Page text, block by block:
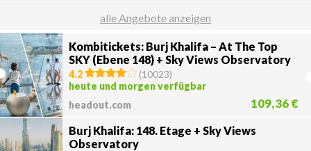
alle Angebote anzeigen
Kombitickets: Burj Khalifa – At The Top
SKY (Ebene 148) + Sky Views Observatory
4.2 (10023)
heute und morgen verfügbar
headout.com
109,36 €
Burj Khalifa: 148. Etage + Sky Views
Observatory